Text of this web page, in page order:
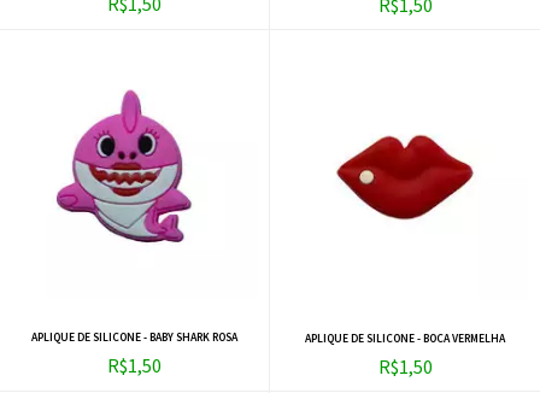
R$1,50
APLIQUE DE SILICONE - BABY SHARK ROSA
R$1,50
APLIQUE DE SILICONE - BOCA VERMELHA
R$1,50